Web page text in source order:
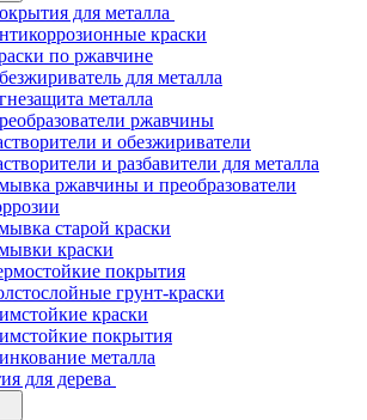
для металла
краски
по ржавчине
для металла
металла
ржавчины
и обезжириватели
и разбавители для металла
ржавчины и преобразователи
старой краски
краски
покрытия
грунт-краски
краски
покрытия
металла
для дерева